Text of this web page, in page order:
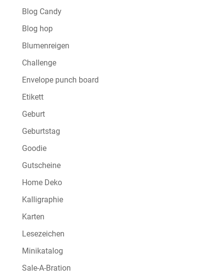
Blog Candy
Blog hop
Blumenreigen
Challenge
Envelope punch board
Etikett
Geburt
Geburtstag
Goodie
Gutscheine
Home Deko
Kalligraphie
Karten
Lesezeichen
Minikatalog
Sale-A-Bration